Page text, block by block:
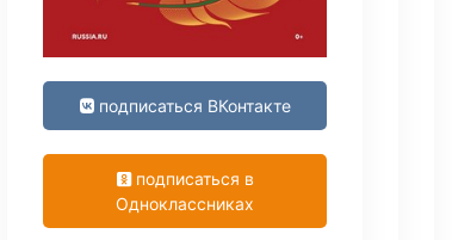
подписаться ВКонтакте
подписаться в
Одноклассниках